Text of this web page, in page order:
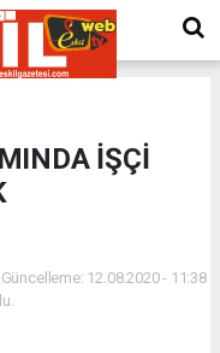
İŞÇİ
12.08.2020 - 11:38